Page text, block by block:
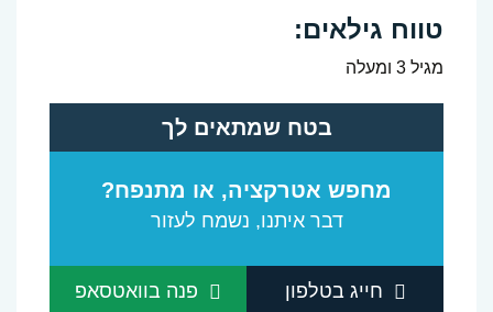
טווח גילאים:
מגיל 3 ומעלה
בטח שמתאים לך
מחפש אטרקציה, או מתנפח?
דבר איתנו, נשמח לעזור
חייג בטלפון פנה בוואטסאפ